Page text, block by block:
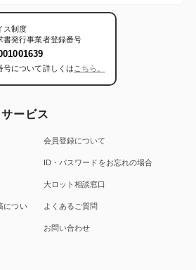
ス制度
書発行事業者登録番号
について詳しくは こちら。
ービス
につい
会員登録について
ID・パスワードをお忘れの場合
大ロット相談窓口
よくあるご質問
お問い合わせ